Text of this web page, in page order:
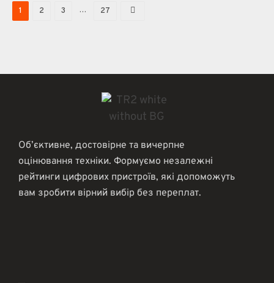
1 2 3 … 27 Next
Об’єктивне, достовірне та вичерпне
оцінювання техніки. Формуємо незалежні
рейтинги цифрових пристроїв, які допоможуть
вам зробити вірний вибір без переплат.